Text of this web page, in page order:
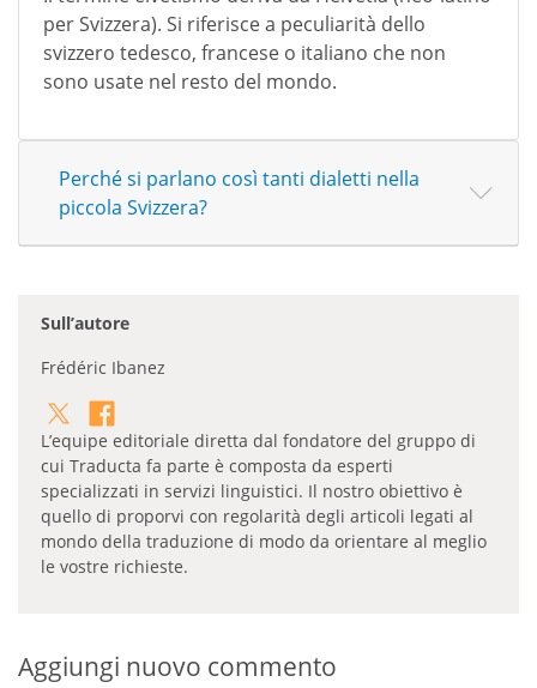
per Svizzera). Si riferisce a peculiarità dello
svizzero tedesco, francese o italiano che non
sono usate nel resto del mondo.
Perché si parlano così tanti dialetti nella
piccola Svizzera?
Sull’autore
Frédéric Ibanez
L’equipe editoriale diretta dal fondatore del gruppo di
cui Traducta fa parte è composta da esperti
specializzati in servizi linguistici. Il nostro obiettivo è
quello di proporvi con regolarità degli articoli legati al
mondo della traduzione di modo da orientare al meglio
le vostre richieste.
Aggiungi nuovo commento